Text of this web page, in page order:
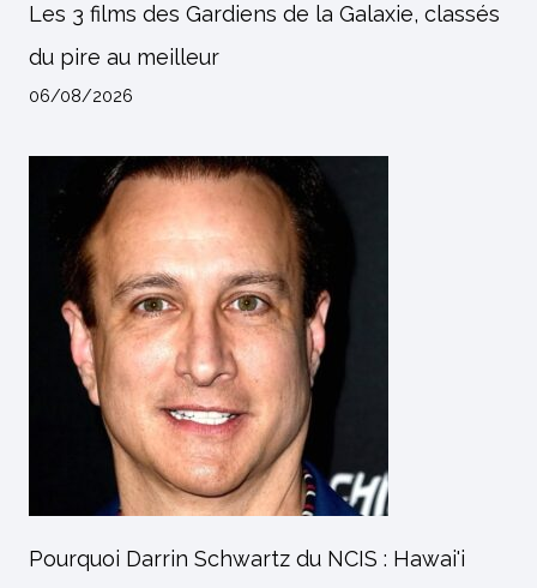
Les 3 films des Gardiens de la Galaxie, classés
du pire au meilleur
06/08/2026
Pourquoi Darrin Schwartz du NCIS : Hawai'i